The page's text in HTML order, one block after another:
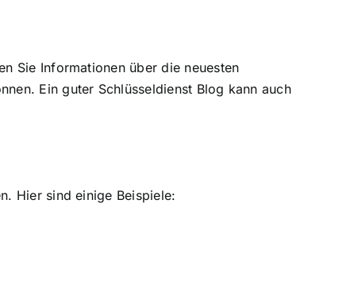
Sie Informationen über die neuesten
Ein guter Schlüsseldienst Blog kann auch
Hier sind einige Beispiele: